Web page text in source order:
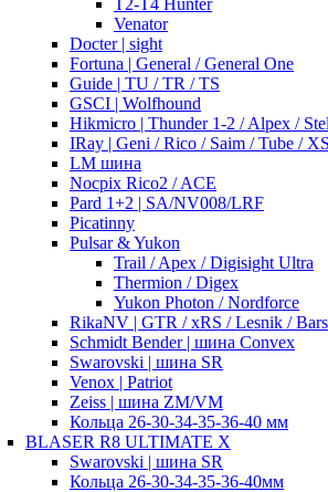
T2-T4 Hunter
Venator
Docter | sight
Fortuna | General / General One
Guide | TU / TR / TS
GSCI | Wolfhound
Hikmicro | Thunder 1-2 / Alpex /
IRay | Geni / Rico / Saim / Tube /
LM шина
Nocpix Rico2 / ACE
Pard 1+2 | SA/NV008/LRF
Picatinny
Pulsar & Yukon
Trail / Apex / Digisight Ultra
Thermion / Digex
Yukon Photon / Nordforce
RikaNV | GTR / xRS / Lesnik /
Schmidt Bender | шина Convex
Swarovski | шина SR
Venox | Patriot
Zeiss | шина ZM/VM
Кольца 26-30-34-35-36-40 мм
BLASER R8 ULTIMATE X
Swarovski | шина SR
Кольца 26-30-34-35-36-40мм